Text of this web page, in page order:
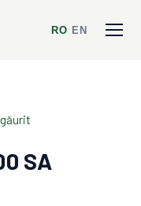
RO EN
SA